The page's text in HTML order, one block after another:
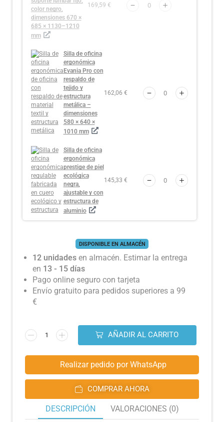
color negro,
dimensiones 670 ×
685 × 1130–1210
mm
169,59 €
Silla de oficina
ergonómica
Evania Pro con
respaldo de
tejido y
estructura
metálica –
dimensiones
580 × 640 ×
1010 mm
162,06 €
Silla de oficina
ergonómica
prestige de piel
ecológica
negra,
ajustable y con
estructura de
aluminio
145,33 €
DISPONIBLE EN ALMACÉN
12 unidades en almacén. Estimar la entrega
en 13 - 15 días
Pago online seguro con tarjeta
Envío gratuito para pedidos superiores a 99
€
AÑADIR AL CARRITO
Realizar pedido por WhatsApp
COMPRAR AHORA
DESCRIPCIÓN VALORACIONES (0)